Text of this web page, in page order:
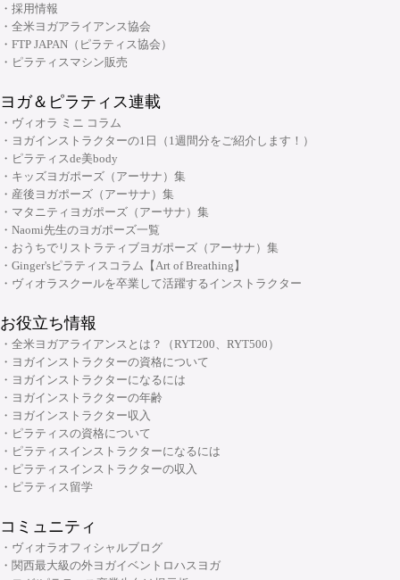
リフォーマースタジオ
大阪府大阪市中央区安土町2-5-5 本町明大ビル3F
TEL: 06-6926-8422
・ヨガ解剖学コース
・アーユルヴェーダを知る
・アーユルヴェーダを深める
プコース
・ヨガ指導者向け：個人プログラミングコース～症例別・目的別プログラ
ムの組み方～
・ヨガ指導者向け：アジャストメント＆モディフィケーションスキルアッ
プコース
・メンタルケアヨガ(心のためのヨガ)指導者養成コース
チャクラ講座
顔筋調整ヨガ養成指導者コース
・採用情報
・全米ヨガアライアンス協会
・FTP JAPAN（ピラティス協会）
・ピラティスマシン販売
ヨガ＆ピラティス連載
・ヴィオラ ミニ コラム
・ヨガインストラクターの1日（1週間分をご紹介します！）
・ピラティスde美body
・キッズヨガポーズ（アーサナ）集
・産後ヨガポーズ（アーサナ）集
・マタニティヨガポーズ（アーサナ）集
・Naomi先生のヨガポーズ一覧
・おうちでリストラティブヨガポーズ（アーサナ）集
・Ginger'sピラティスコラム【Art of Breathing】
・ヴィオラスクールを卒業して活躍するインストラクター
お役立ち情報
・全米ヨガアライアンスとは？（RYT200、RYT500）
・ヨガインストラクターの資格について
・ヨガインストラクターになるには
・ヨガインストラクターの年齢
・ヨガインストラクター収入
・ピラティスの資格について
・ピラティスインストラクターになるには
・ピラティスインストラクターの収入
・ピラティス留学
コミュニティ
・ヴィオラオフィシャルブログ
・関西最大級の外ヨガイベントロハスヨガ